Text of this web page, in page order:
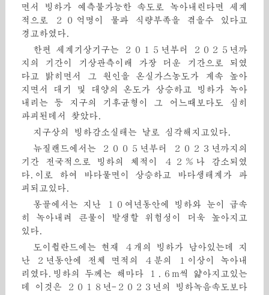
면서 빙하가 예측불가능한 속도로 녹아내린다면 세계
적으로 ２０억명이 물과 식량부족을 겪을수 있다고
경고하였다.
한편 세계기상기구는 ２０１５년부터 ２０２５년까
지의 기간이 기상관측이래 가장 더운 기간으로 되였
다고 밝히면서 그 원인을 온실가스농도가 계속 높아
지면서 대기 및 대양의 온도가 상승하고 빙하가 녹아
내리는 등 지구의 기후균형이 그 어느때보다도 심히
파괴된데서 찾았다.
지구상의 빙하감소실태는 날로 심각해지고있다.
뉴질랜드에서는 ２００５년부터 ２０２３년까지의
기간 전국적으로 빙하의 체적이 ４２％나 감소되였
다.이로 하여 바다물면이 상승하고 바다생태계가 파
괴되고있다.
몽골에서는 지난 １０여년동안에 빙하와 눈이 급속
히 녹아내려 큰물이 발생할 위험성이 더욱 높아지고
있다.
도이췰란드에는 현재 ４개의 빙하가 남아있는데 지
난 ２년동안에 전체 면적의 ４분의 １이상이 녹아내
리였다.빙하의 두께는 해마다 １.６m씩 얇아지고있는
데 이것은 ２０１８년-２０２３년의 빙하녹음속도보다